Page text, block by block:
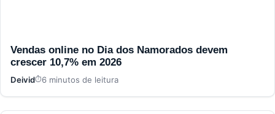
Vendas online no Dia dos Namorados devem
crescer 10,7% em 2026
Deivid 6 minutos de leitura